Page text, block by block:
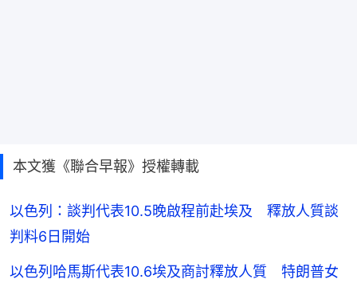
本文獲《聯合早報》授權轉載
以色列：談判代表10.5晚啟程前赴埃及 釋放人質談
判料6日開始
以色列哈馬斯代表10.6埃及商討釋放人質 特朗普女